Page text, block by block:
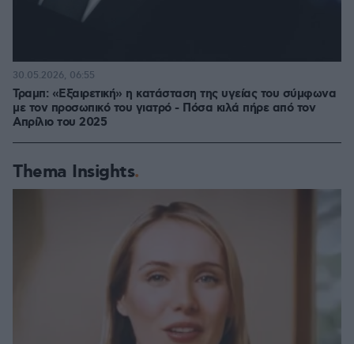
Τραμπ: «Εξαιρετική» η κατάσταση της υγείας του σύμφωνα
με τον προσωπικό του γιατρό - Πόσα κιλά πήρε από τον
Απρίλιο του 2025
30.05.2026, 06:55
Thema Insights